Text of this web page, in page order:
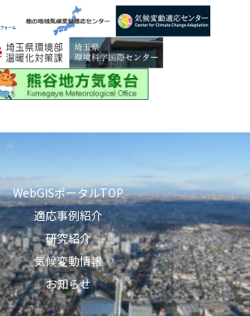
WebGISポータルTOP
適応事例紹介
研究紹介
気候変動情報
お知らせ